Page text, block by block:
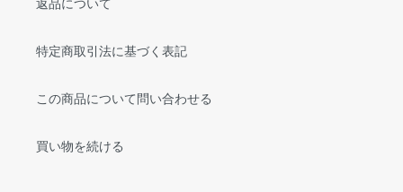
特定商取引法に基づく表記
この商品について問い合わせる
買い物を続ける